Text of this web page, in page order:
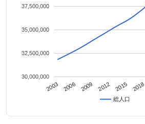
総人口
2003 2006 2009 2012 2015 2018
30,000,000
32,500,000
35,000,000
37,500,000